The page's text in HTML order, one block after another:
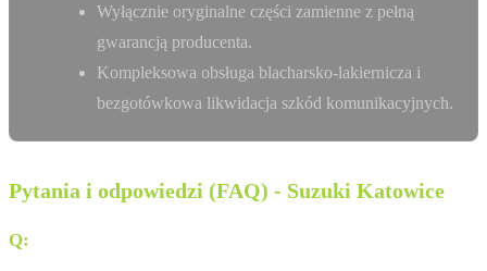
Wyłącznie oryginalne części zamienne z pełną
gwarancją producenta.
Kompleksowa obsługa blacharsko-lakiernicza i
bezgotówkowa likwidacja szkód komunikacyjnych.
Pytania i odpowiedzi (FAQ) - Suzuki Katowice
Q: